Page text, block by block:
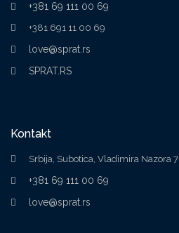
+381 69 111 00 69
+381 691 11 00 69
love@sprat.rs
SPRAT.RS
Kontakt
Srbija, Subotica, Vladimira Nazora 7
+381 69 111 00 69
love@sprat.rs